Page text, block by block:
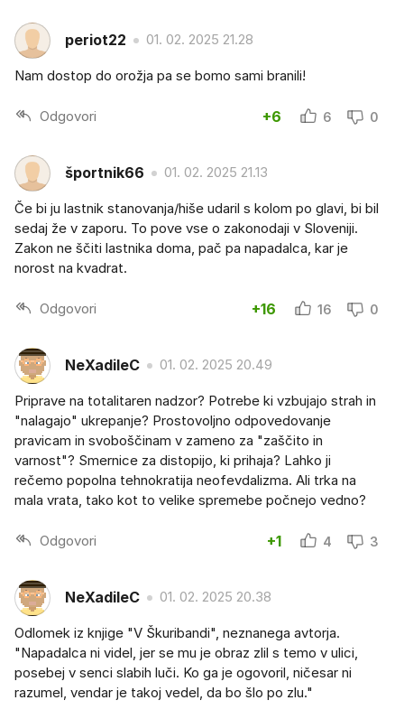
periot22 01. 02. 2025 21.28
Nam dostop do orožja pa se bomo sami branili!
Odgovori +6 6 0
športnik66 01. 02. 2025 21.13
Če bi ju lastnik stanovanja/hiše udaril s kolom po glavi, bi bil
sedaj že v zaporu. To pove vse o zakonodaji v Sloveniji.
Zakon ne ščiti lastnika doma, pač pa napadalca, kar je
norost na kvadrat.
Odgovori +16 16 0
NeXadileC 01. 02. 2025 20.49
Priprave na totalitaren nadzor? Potrebe ki vzbujajo strah in
"nalagajo" ukrepanje? Prostovoljno odpovedovanje
pravicam in svoboščinam v zameno za "zaščito in
varnost"? Smernice za distopijo, ki prihaja? Lahko ji
rečemo popolna tehnokratija neofevdalizma. Ali trka na
mala vrata, tako kot to velike spremebe počnejo vedno?
Odgovori +1 4 3
NeXadileC 01. 02. 2025 20.38
Odlomek iz knjige "V Škuribandi", neznanega avtorja.
"Napadalca ni videl, jer se mu je obraz zlil s temo v ulici,
posebej v senci slabih luči. Ko ga je ogovoril, ničesar ni
razumel, vendar je takoj vedel, da bo šlo po zlu."